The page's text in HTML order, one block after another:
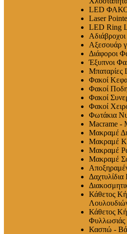
LED
Laser
LED Ring
Αξεσουάρ
Διάφοροι
Έξυπνοι
Μπαταρίες
Φακοί
Φακοί
Φακοί
Φακοί
Φωτάκια
Macrame -
Μακραμέ
Μακραμέ
Μακραμέ
Μακραμέ
Δαχτυλίδια
Κάθετος
Κάθετος
Φυλλωσιάς
Κασπώ -